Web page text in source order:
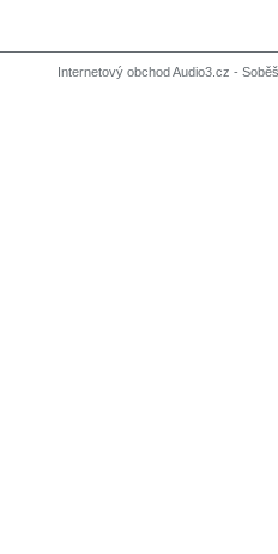
Internetový obchod Audio3.cz -